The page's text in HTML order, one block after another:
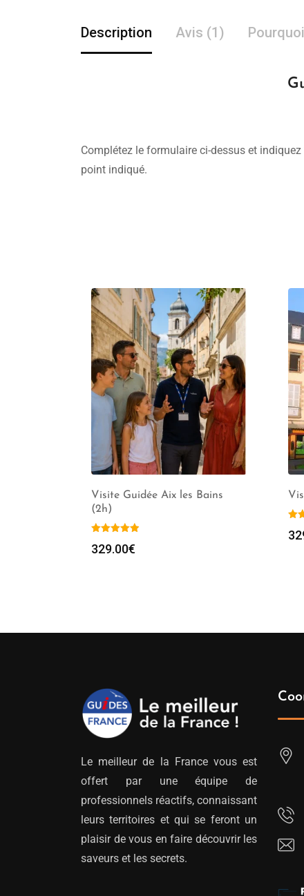
Description Avis (1)
Complétez le formulaire ci-dessus et
point indiqué.
Visite Guidée Aix les Bains
(2h)
329.00€
Le meilleur de la France vous est
offert par une équipe de
professionnels réactifs, connaissant
leurs territoires et qui se feront un
plaisir de vous en faire découvrir les
saveurs et les secrets.